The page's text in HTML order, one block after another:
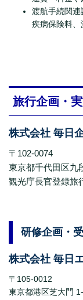
渡航手続関連
疾病保険料、
旅行企画・
株式会社 毎日
〒102-0074
東京都千代田区九
観光庁長官登録旅
研修企画・
株式会社 毎日
〒105-0012
東京都港区芝大門